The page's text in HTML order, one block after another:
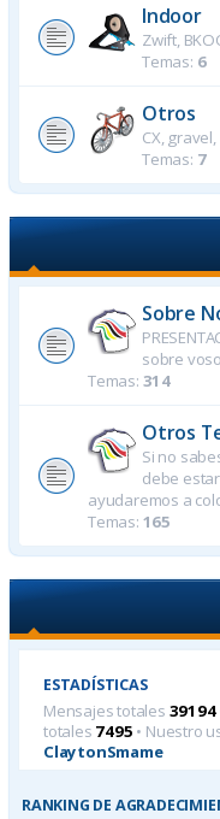
Indoor
Zwift,
Temas: 6
Otros
CX,
Temas: 7
Sobre
sobre
Temas: 314
Otros
Si no
debe
ayudaremos a
Temas: 165
ESTADÍSTICAS
Mensajes totales 39194
totales 7495 • Nuestro
ClaytonSmame
RANKING DE